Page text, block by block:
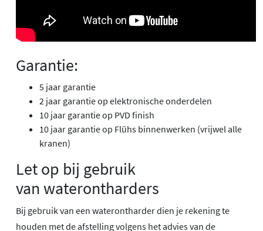
Garantie:
5 jaar garantie
2 jaar garantie op elektronische onderdelen
10 jaar garantie op PVD finish
10 jaar garantie op Flühs binnenwerken (vrijwel alle
kranen)
Let op bij gebruik
van waterontharders
Bij gebruik van een waterontharder dien je rekening te
houden met de afstelling volgens het advies van de